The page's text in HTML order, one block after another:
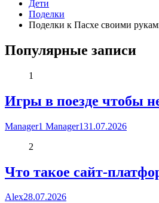
Дети
Поделки
Поделки к Пасхе своими
Популярные записи
1
Игры в поезде чтобы
Manager1 Manager131.07.2026
2
Что такое сайт-
Alex28.07.2026